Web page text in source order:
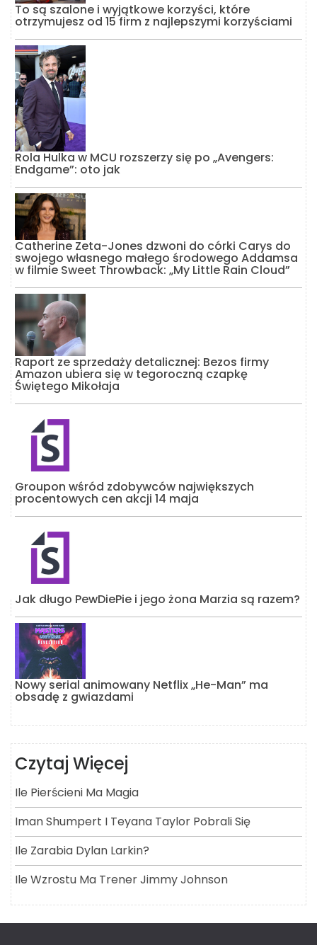
To są szalone i wyjątkowe korzyści, które
otrzymujesz od 15 firm z najlepszymi korzyściami
Rola Hulka w MCU rozszerzy się po „Avengers:
Endgame”: oto jak
Catherine Zeta-Jones dzwoni do córki Carys do
swojego własnego małego środowego Addamsa
w filmie Sweet Throwback: „My Little Rain Cloud”
Raport ze sprzedaży detalicznej: Bezos firmy
Amazon ubiera się w tegoroczną czapkę
Świętego Mikołaja
Groupon wśród zdobywców największych
procentowych cen akcji 14 maja
Jak długo PewDiePie i jego żona Marzia są razem?
Nowy serial animowany Netflix „He-Man” ma
obsadę z gwiazdami
Czytaj Więcej
Ile Pierścieni Ma Magia
Iman Shumpert I Teyana Taylor Pobrali Się
Ile Zarabia Dylan Larkin?
Ile Wzrostu Ma Trener Jimmy Johnson